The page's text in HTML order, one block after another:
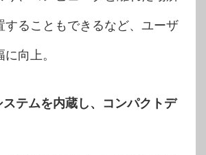
することもできるなど、ユーザ
向上。
テムを内蔵し、コンパクトデ